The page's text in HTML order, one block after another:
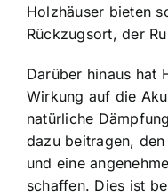
Holzhäuser bieten
Rückzugsort, der
Darüber hinaus hat
Wirkung auf die
natürliche
dazu beitragen,
und eine
schaffen. Dies ist